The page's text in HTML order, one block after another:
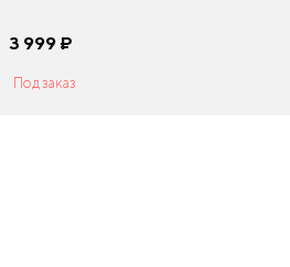
3 999 ¤
Под заказ